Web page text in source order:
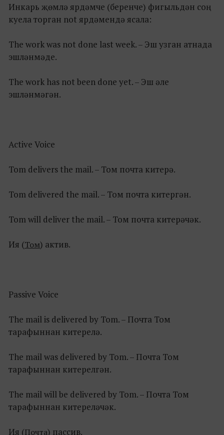
Инкарь җөмлә ярдәмче (беренче) фигыльдән соң
куела торган not ярдәмендә ясала:
The work was not done last week. – Эш узган атнада
эшләнмәде.
The work has not been done yet. – Эш әле
эшләнмәгән.
Active Voice
Tom delivers the mail. – Том почта китерә.
Tom delivered the mail. – Том почта китергән.
Tom will deliver the mail. – Том почта китерәчәк.
Ия (Том) актив.
Passive Voice
The mail is delivered by Tom. – Почта Том
тарафыннан китерелә.
The mail was delivered by Tom. – Почта Том
тарафыннан китерелгән.
The mail will be delivered by Tom. – Почта Том
тарафыннан китереләчәк.
Ия (Почта) пассив.